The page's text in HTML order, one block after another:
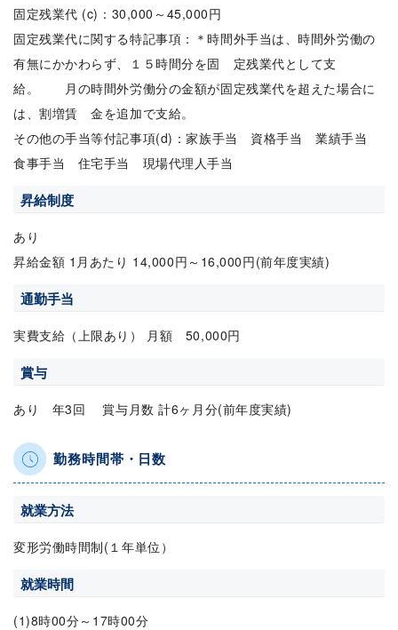
固定残業代 (c)：30,000～45,000円
固定残業代に関する特記事項：＊時間外手当は、時間外労働の
有無にかかわらず、１５時間分を固 定残業代として支
給。 月の時間外労働分の金額が固定残業代を超えた場合に
は、割増賃 金を追加で支給。
その他の手当等付記事項(d)：家族手当 資格手当 業績手当
食事手当 住宅手当 現場代理人手当
昇給制度
あり
昇給金額 1月あたり 14,000円～16,000円(前年度実績)
通勤手当
実費支給（上限あり） 月額 50,000円
賞与
あり 年3回 賞与月数 計6ヶ月分(前年度実績)
勤務時間帯・日数
就業方法
変形労働時間制(１年単位）
就業時間
(1)8時00分～17時00分